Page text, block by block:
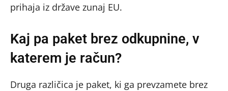
prihaja iz države zunaj EU.
Kaj pa paket brez odkupnine, v
katerem je račun?
Druga različica je paket, ki ga prevzamete brez